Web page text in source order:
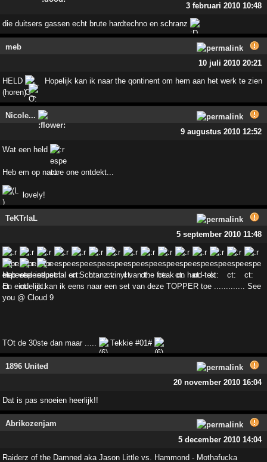
3 februari 2010 10:48
die duitsers gassen echt brute hardtechno en schranz
meb
10 juli 2010 20:21
HELD
Hopelijk kan ik naar the qontinent om hem aan het werk te zien
(horen)
Nicole...
9 augustus 2010 12:52
Wat een held
Heb em op nature one ontdekt...
lovely!
TeKTrIaL
5 september 2010 11:48
Heb veel industrial en Schranz vinyl van the freak on hard-tek
En eindelijk kan ik eens naar een set van deze TOPPER toe ............. See
you @ Cloud 9
TOt de 30ste dan maar ..... Tekkie #01#
1896 United
20 november 2010 16:04
Dat is pas snoeien heerlijk!!
Abrikozenjam
5 december 2010 14:04
Raiderz of the Damned aka Jason Little vs. Hammond - Mothafucka